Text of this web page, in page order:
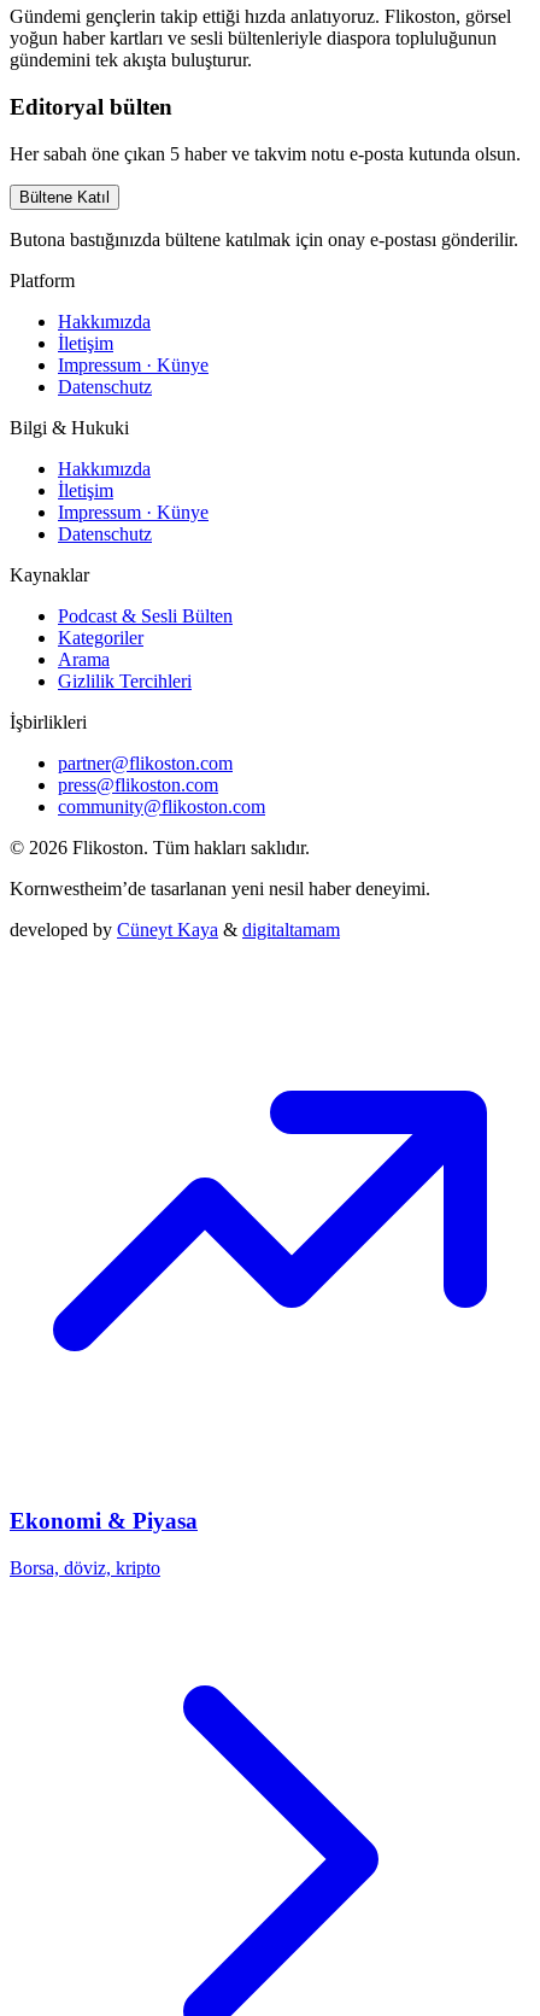
Gündemi gençlerin takip ettiği hızda anlatıyoruz. Flikoston, görsel
yoğun haber kartları ve sesli bültenleriyle diaspora topluluğunun
gündemini tek akışta buluşturur.
Editoryal bülten
Her sabah öne çıkan 5 haber ve takvim notu e-posta kutunda olsun.
Bültene Katıl
Butona bastığınızda bültene katılmak için onay e-postası gönderilir.
Platform
Hakkımızda
İletişim
Impressum · Künye
Datenschutz
Bilgi & Hukuki
Hakkımızda
İletişim
Impressum · Künye
Datenschutz
Kaynaklar
Podcast & Sesli Bülten
Kategoriler
Arama
Gizlilik Tercihleri
İşbirlikleri
partner@flikoston.com
press@flikoston.com
community@flikoston.com
© 2026 Flikoston. Tüm hakları saklıdır.
Kornwestheim’de tasarlanan yeni nesil haber deneyimi.
developed by Cüneyt Kaya & digitaltamam
Ekonomi & Piyasa
Borsa, döviz, kripto